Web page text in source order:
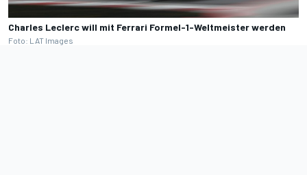
Charles Leclerc will mit Ferrari Formel-1-Weltmeister werden
Foto: LAT Images